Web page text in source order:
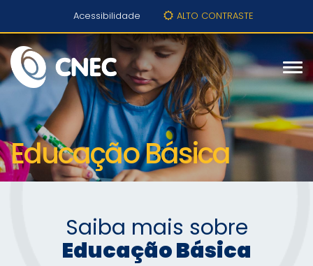
Acessibilidade ALTO CONTRASTE
Educação Básica
Saiba mais sobre
Educação Básica